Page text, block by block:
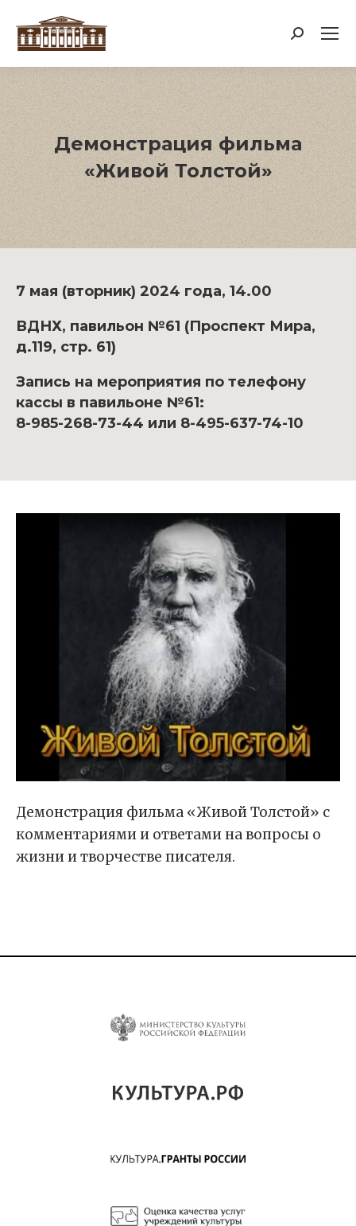
Поиск:
Демонстрация фильма
«Живой Толстой»
7 мая (вторник) 2024 года, 14.00
ВДНХ, павильон №61 (Проспект Мира,
д.119, стр. 61)
Запись на мероприятия по телефону
кассы в павильоне №61:
8-985-268-73-44 или 8-495-637-74-10
Демонстрация фильма «Живой Толстой» с
комментариями и ответами на вопросы о
жизни и творчестве писателя.